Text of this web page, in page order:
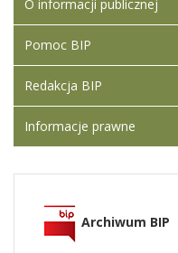
O informacji publicznej
Pomoc BIP
Redakcja BIP
Informacje prawne
Archiwum BIP